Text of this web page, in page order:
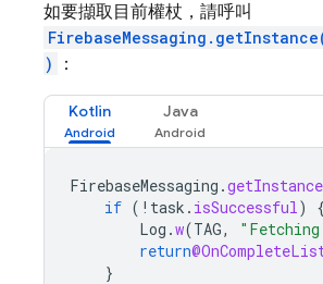
如要擷取目前權杖，請呼叫
)
：
Kotlin Java
FirebaseMessaging .getInstance
if ( ! task . isSuccessful)
{
Log .w(TAG,
return
}